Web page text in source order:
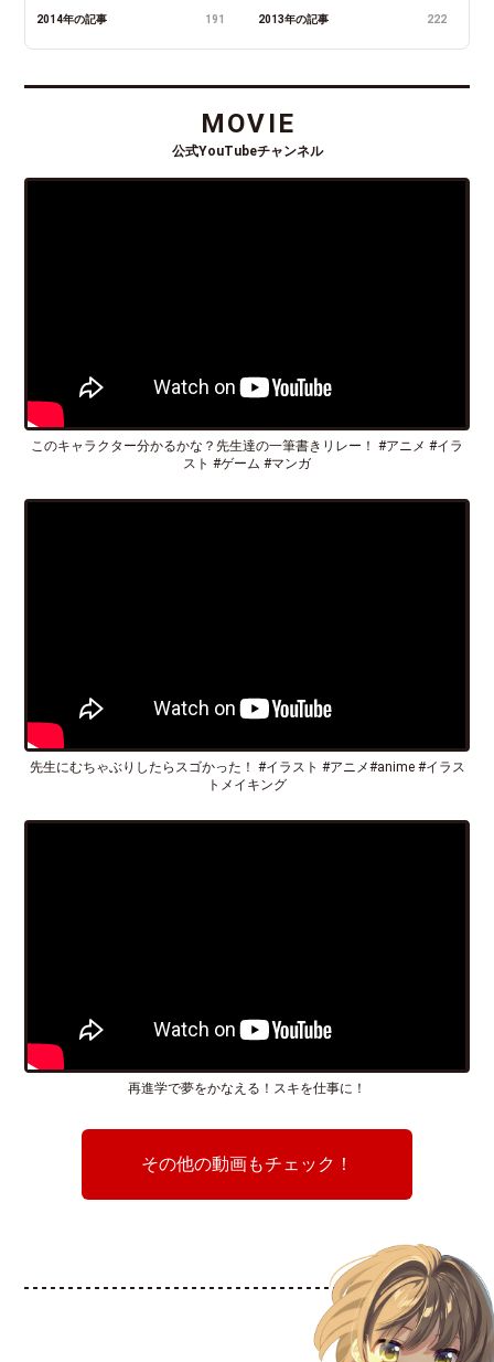
2014年の記事 191 2013年の記事 222
MOVIE
公式YouTubeチャンネル
このキャラクター分かるかな？先生達の一筆書きリレー！ #アニメ #イラ
スト #ゲーム #マンガ
先生にむちゃぶりしたらスゴかった！ #イラスト #アニメ#anime #イラス
トメイキング
再進学で夢をかなえる！スキを仕事に！
その他の動画もチェック！